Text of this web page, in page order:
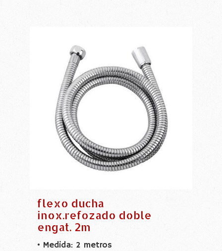
flexo ducha
inox.refozado doble
engat. 2m
• Medida: 2 metros